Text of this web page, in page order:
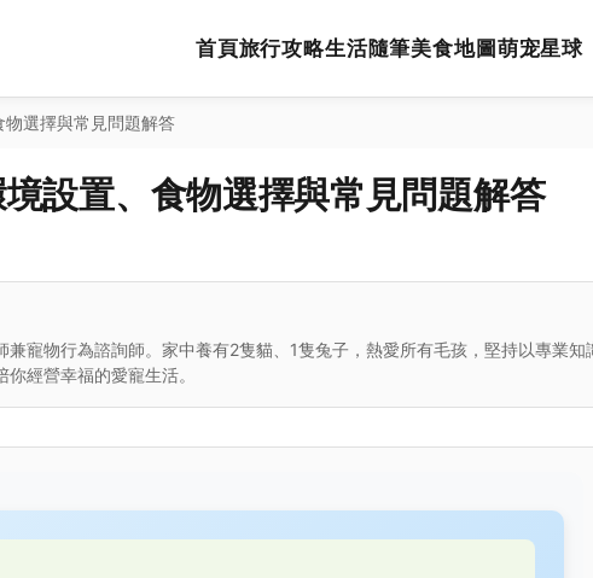
首頁旅行攻略生活隨筆美食地圖萌宠星球
選擇與常見問題解答
設置、食物選擇與常見問題解答
寵物行為諮詢師。家中養有2隻貓、1隻兔子，熱愛所有毛孩，堅持以專業
經營幸福的愛寵生活。